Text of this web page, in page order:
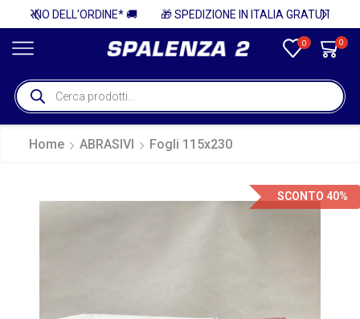
🎁 SPEDIZIONE IN ITALIA GRATUITA PER ORDINI SUPERIORI A 750€ + IVA 🎁
0 0
Home ABRASIVI Fogli 115x230
SCONTO 40%